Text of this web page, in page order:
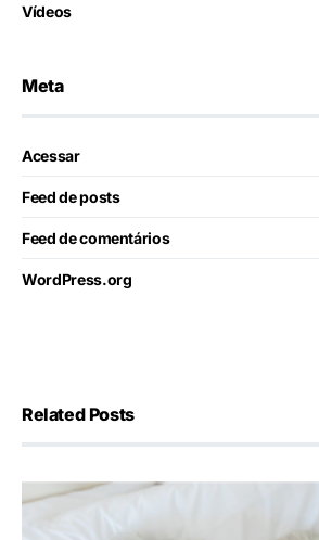
Vídeos
Meta
Acessar
Feed de posts
Feed de comentários
WordPress.org
Related Posts